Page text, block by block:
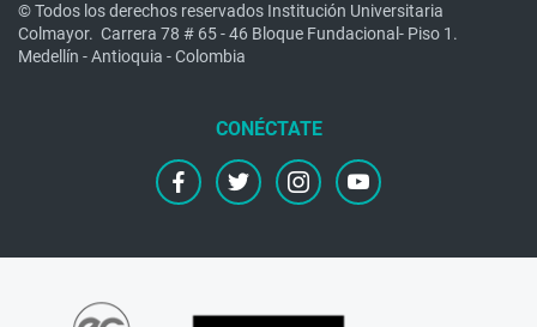
© Todos los derechos reservados Institución Universitaria
Colmayor. Carrera 78 # 65 - 46 Bloque Fundacional- Piso 1.
Medellín - Antioquia - Colombia